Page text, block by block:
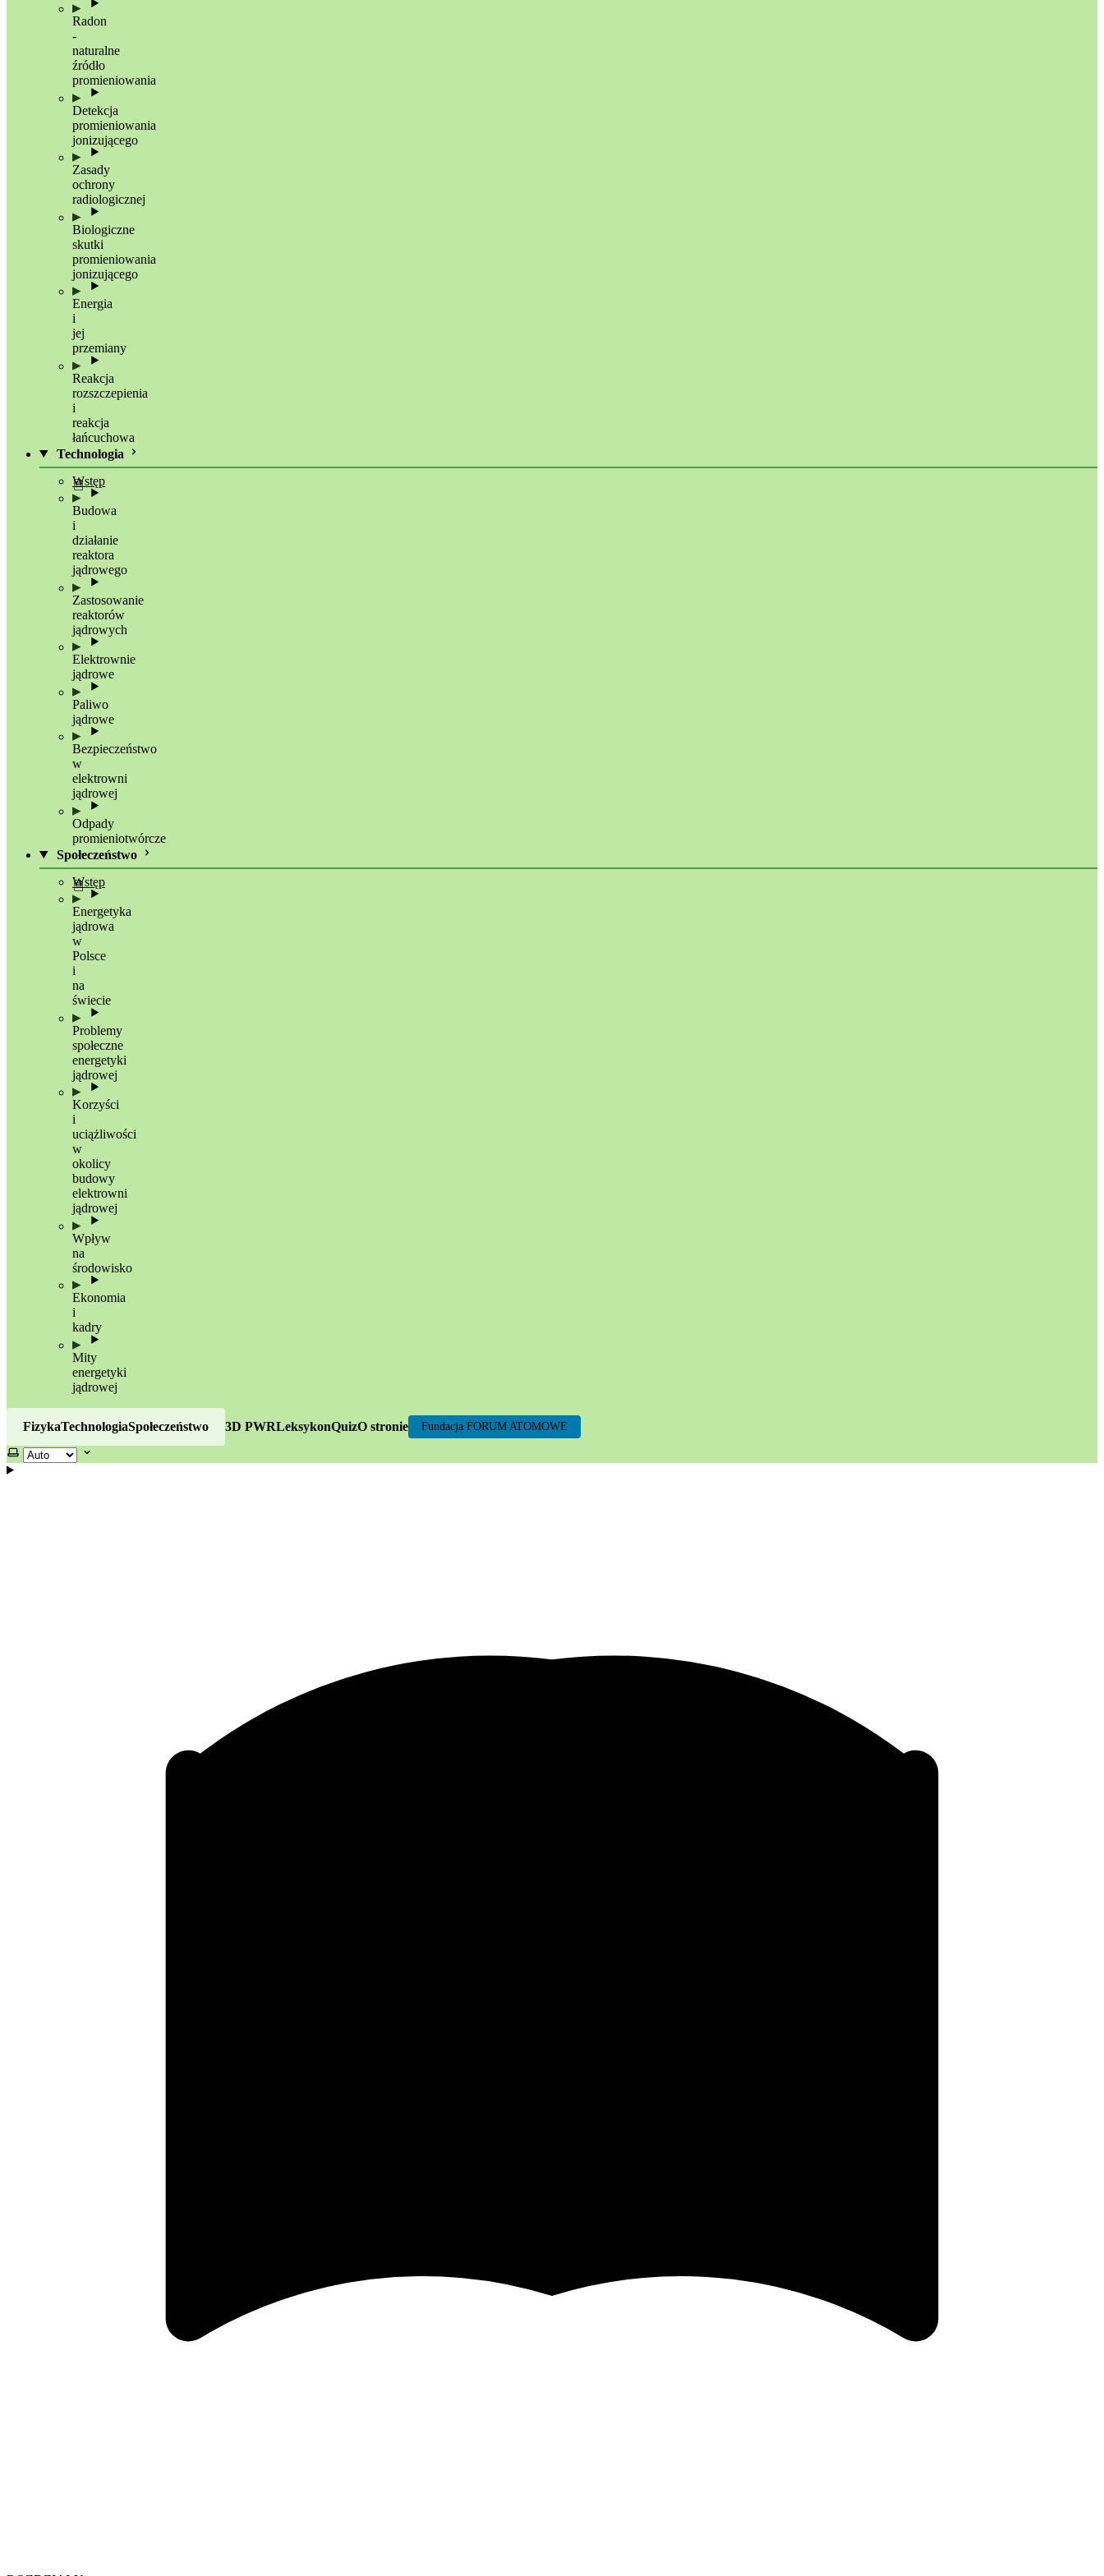
Radon
-
naturalne
źródło
promieniowania
Detekcja
promieniowania
jonizującego
Zasady
ochrony
radiologicznej
Biologiczne
skutki
promieniowania
jonizującego
Energia
i
jej
przemiany
Reakcja
rozszczepienia
i
reakcja
łańcuchowa
Technologia
Wstęp
Budowa
i
działanie
reaktora
jądrowego
Zastosowanie
reaktorów
jądrowych
Elektrownie
jądrowe
Paliwo
jądrowe
Bezpieczeństwo
w
elektrowni
jądrowej
Odpady
promieniotwórcze
Społeczeństwo
Wstęp
Energetyka
jądrowa
w
Polsce
i
na
świecie
Problemy
społeczne
energetyki
jądrowej
Korzyści
i
uciążliwości
w
okolicy
budowy
elektrowni
jądrowej
Wpływ
na
środowisko
Ekonomia
i
kadry
Mity
energetyki
jądrowej
FizykaTechnologiaSpołeczeństwo 3D PWRLeksykonQuizO stronie Fundacja FORUM ATOMOWE
Wybierz motyw